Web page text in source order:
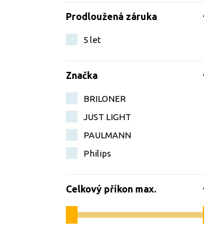
Prodloužená záruka
5 let
Značka
BRILONER
JUST LIGHT
PAULMANN
Philips
Celkový příkon max.